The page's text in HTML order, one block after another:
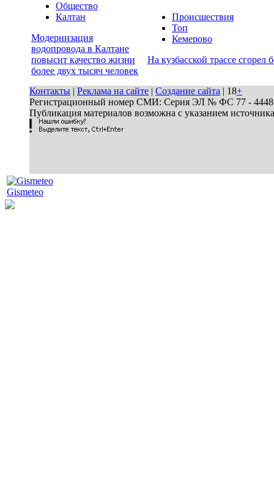
Общество
Калтан
Модернизация
водопровода в Калтане
повысит качество жизни
более двух тысяч человек
Происшествия
Топ
Кемерово
На кузбасской трассе сгорел
Контакты | Реклама на сайте | Создание сайта | 18+
Регистрационный номер СМИ: Серия ЭЛ № ФС 77 - 44486
Публикация материалов возможна с указанием
Gismeteo